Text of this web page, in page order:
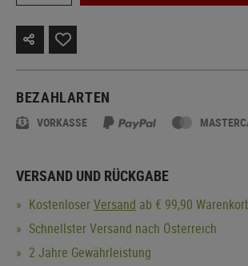
BEZAHLARTEN
VORKASSE
VERSAND UND RÜCKGABE
KostenloserVersand ab € 99,90
Schnellster Versand nach Österreich
2 Jahre Gewährleistung